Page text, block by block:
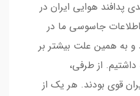
پدافند هوایی ایران در
جاسوسی ما در
و به همین علت بیشتر بر
از طرفی،
قوی بودند. هر یک از